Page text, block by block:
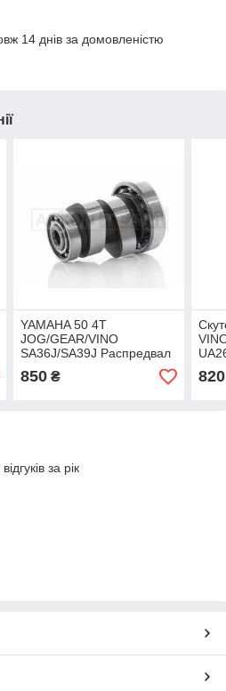
14 днів за домовленістю
YAMAHA 50 4T
JOG/GEAR/VINO
SA36J/SA39J Распредвал
ГРМ фірма Lipal — Японія
під оригінал
850₴
—
820
за рік